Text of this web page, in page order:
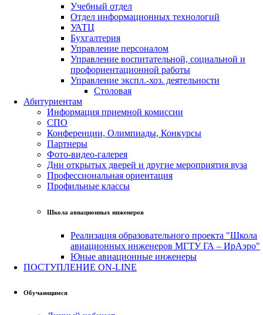
Учебный отдел
Отдел информационных технологий
УАТЦ
Бухгалтерия
Управление персоналом
Управление воспитательной, социальной и
профориентационной работы
Управление экспл.-хоз. деятельности
Столовая
Абитуриентам
Информация приемной комиссии
СПО
Конференции, Олимпиады, Конкурсы
Партнеры
Фото-видео-галерея
Дни открытых дверей и другие мероприятия вуза
Профессиональная ориентация
Профильные классы
Школа авиационных инженеров
Реализация образовательного проекта "Школа
авиационных инженеров МГТУ ГА – ИрАэро"
Юные авиационные инженеры
ПОСТУПЛЕНИЕ ON-LINE
Обучающимся